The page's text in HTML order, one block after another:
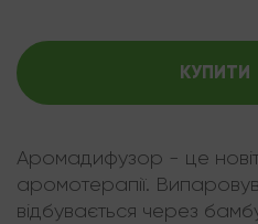
КУПИТИ
Аромадифузор - це
аромотерапії.
відбувається через